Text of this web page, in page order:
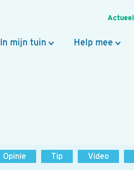
Actueel
In mijn tuin Help mee
Opinie Tip Video